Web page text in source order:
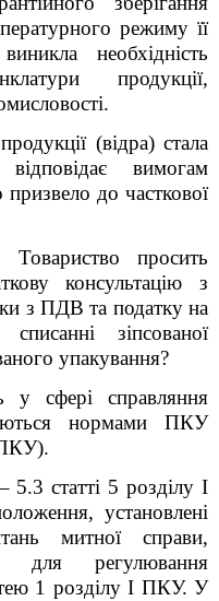
режиму її
необхідність
продукції,
(відра) стала
вимогам
до часткової
просить
консультацію з
з ПДВ та податку на
зіпсованої
упакування?
у сфері справляння
нормами ПКУ
ПКУ).
5.3 статті 5 розділу I
установлені
митної справи,
для регулювання
1 розділу I ПКУ. У